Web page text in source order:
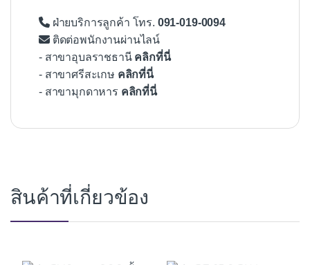
ฝ่ายบริการลูกค้า โทร. 091-019-0094
ติดต่อพนักงานผ่านไลน์
- สาขาอุบลราชธานี คลิกที่นี่
- สาขาศรีสะเกษ คลิกที่นี่
- สาขามุกดาหาร คลิกที่นี่
สินค้าที่เกี่ยวข้อง